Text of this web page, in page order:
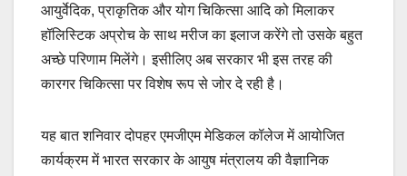
आयुर्वेदिक, प्राकृतिक और योग चिकित्सा आदि को मिलाकर
हॉलिस्टिक अप्रोच के साथ मरीज का इलाज करेंगे तो उसके बहुत
अच्छे परिणाम मिलेंगे। इसीलिए अब सरकार भी इस तरह की
कारगर चिकित्सा पर विशेष रूप से जोर दे रही है।
यह बात शनिवार दोपहर एमजीएम मेडिकल कॉलेज में आयोजित
कार्यक्रम में भारत सरकार के आयुष मंत्रालय की वैज्ञानिक